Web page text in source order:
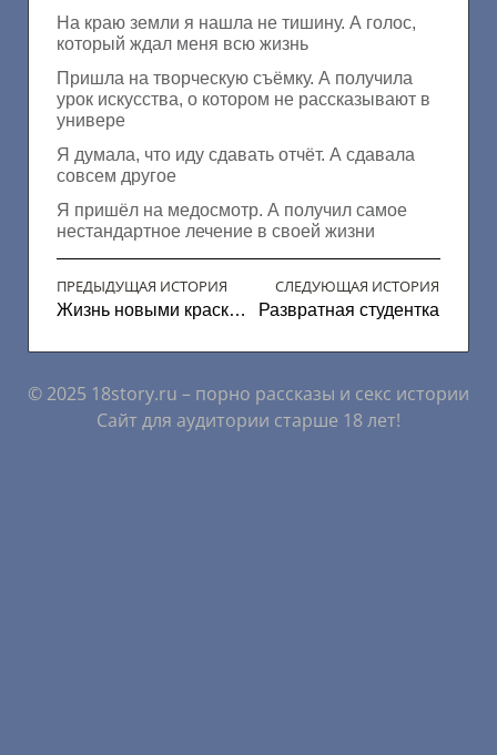
На краю земли я нашла не тишину. А голос,
который ждал меня всю жизнь
Пришла на творческую съёмку. А получила
урок искусства, о котором не рассказывают в
универе
Я думала, что иду сдавать отчёт. А сдавала
совсем другое
Я пришёл на медосмотр. А получил самое
нестандартное лечение в своей жизни
ПРЕДЫДУЩАЯ ИСТОРИЯ
Жизнь новыми красками
СЛЕДУЮЩАЯ ИСТОРИЯ
Развратная студентка
© 2025 18story.ru – порно рассказы и секс истории
Сайт для аудитории старше 18 лет!